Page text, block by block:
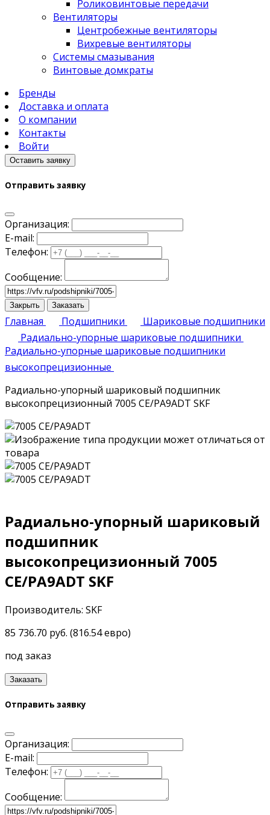
Роликовинтовые передачи
Вентиляторы
Центробежные вентиляторы
Вихревые вентиляторы
Системы смазывания
Винтовые домкраты
Бренды
Доставка и оплата
О компании
Контакты
Войти
Оставить заявку
Отправить заявку
Организация:
E-mail:
Телефон:
Сообщение:
Закрыть Заказать
Главная Подшипники
Шариковые подшипники
Радиально-упорные шариковые подшипники
Радиально-упорные шариковые подшипники
высокопрецизионные
Радиально-упорный шариковый подшипник
высокопрецизионный 7005 CE/PA9ADT SKF
Радиально-упорный шариковый
подшипник
высокопрецизионный 7005
CE/PA9ADT SKF
Производитель: SKF
85 736.70 руб. (816.54 евро)
под заказ
Заказать
Отправить заявку
Организация:
E-mail:
Телефон:
Сообщение: